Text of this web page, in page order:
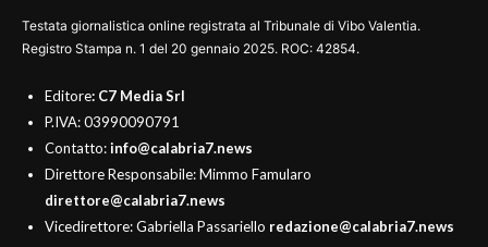
Testata giornalistica online registrata al Tribunale di Vibo Valentia.
Registro Stampa n. 1 del 20 gennaio 2025. ROC: 42854.
Editore: C7 Media Srl
P.IVA: 03990090791
Contatto:info@calabria7.news
Direttore Responsabile: Mimmo Famularo
direttore@calabria7.news
Vicedirettore: Gabriella Passariello redazione@calabria7.news